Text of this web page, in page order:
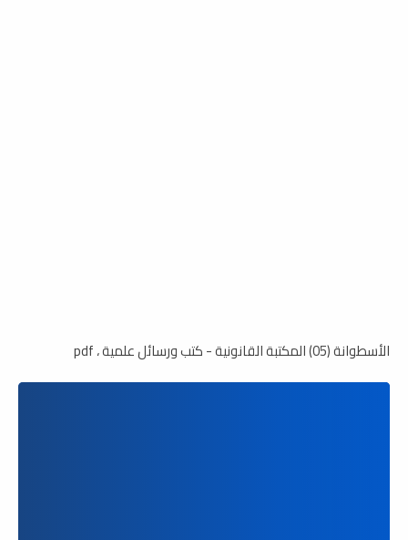
الأسطوانة (05) المكتبة القانونية - كتب ورسائل علمية ، pdf